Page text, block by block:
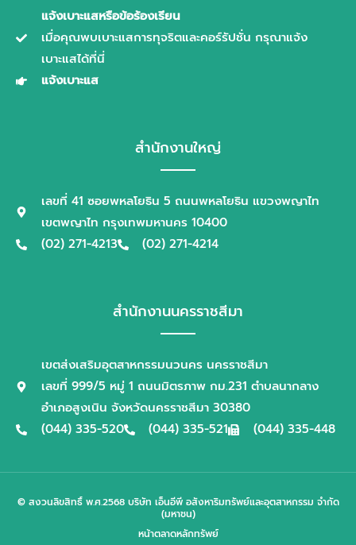
แจ้งเบาะแสหรือข้อร้องเรียน
เมื่อคุณพบเบาะแสการทุจริตและคอร์รัปชั่น กรุณาแจ้ง
เบาะแสได้ที่นี่
แจ้งเบาะแส
สำนักงานใหญ่
เลขที่ 41 ซอยพหลโยธิน 5 ถนนพหลโยธิน แขวงพญาไท
เขตพญาไท กรุงเทพมหานคร 10400
(02) 271-4213
(02) 271-4214
สำนักงานนครราชสีมา
เขตส่งเสริมอุตสาหกรรมนวนคร นครราชสีมา
เลขที่ 999/5 หมู่ 1 ถนนมิตรภาพ กม.231 ตำบลนากลาง
อำเภอสูงเนิน จังหวัดนครราชสีมา 30380
(044) 335-520
(044) 335-521 (044) 335-448
© สงวนลิขสิทธิ์ พ.ศ.2568 บริษัท เอ็นอีพี อสังหาริมทรัพย์และอุตสาหกรรม จำกัด
(มหาชน)
หน้าตลาดหลักทรัพย์